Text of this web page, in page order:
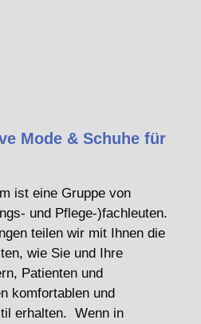
Mode & Schuhe für
ist eine Gruppe von
und Pflege-)fachleuten.
teilen wir mit Ihnen die
wie Sie und Ihre
Patienten und
komfortablen und
erhalten. Wenn in